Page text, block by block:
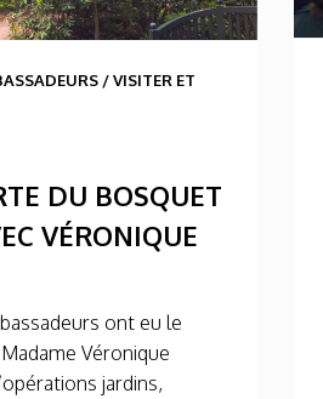
/VISITER ET
DU BOSQUET
VÉRONIQUE
ont eu le
Véronique
jardins,